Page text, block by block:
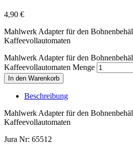
4,90 €
Mahlwerk Adapter für den
Kaffeevollautomaten
Mahlwerk Adapter für den
Kaffeevollautomaten Menge
In den Warenkorb
Beschreibung
Mahlwerk Adapter für den
Kaffeevollautomaten
Jura Nr: 65512